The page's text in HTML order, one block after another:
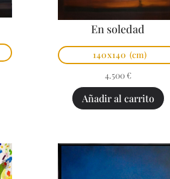
En soledad
140x140 (cm)
4.500 €
Añadir al carrito